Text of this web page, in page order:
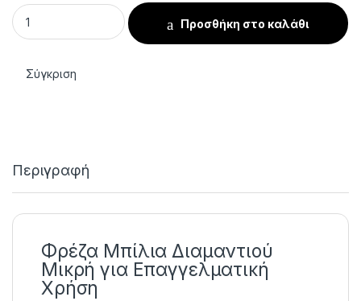
Φρέζα Μπίλια Διαμαντιού Μικρή quantity
Προσθήκη στο καλάθι
Σύγκριση
Περιγραφή
Φρέζα Μπίλια Διαμαντιού
Μικρή για Επαγγελματική
Χρήση